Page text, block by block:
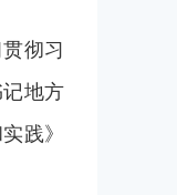
彻习
地方
践》